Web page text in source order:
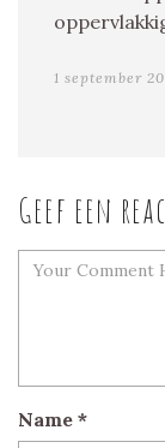
1 september
Geef een
Name *